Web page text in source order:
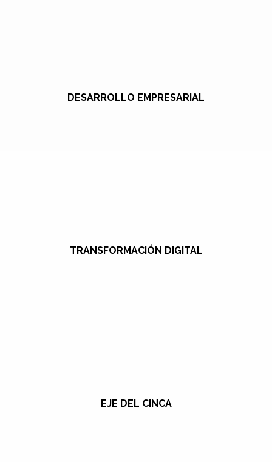
DESARROLLO EMPRESARIAL
TRANSFORMACIÓN DIGITAL
EJE DEL CINCA